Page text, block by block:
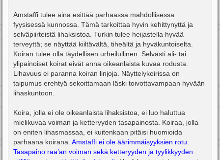
Amstaffi tulee aina esittää parhaassa mahdollisessa
fyysisessä kunnossa. Tämä tarkoittaa hyvin kehittynyttä ja
selväpiirteistä lihaksistoa. Turkin tulee heijastella hyvää
terveyttä; se näyttää kiiltävältä, tiheältä ja hyväkuntoiselta.
Koiran tulee olla täydellisen urheilullinen. Selvästi ali- tai
ylipainoiset koirat eivät anna oikeanlaista kuvaa rodusta.
Lihavuus ei paranna koiran linjoja. Näyttelykoirissa on
taipumus erehtyä sekoittamaan läski toivottavampaan hyvään
lihaskuntoon.
Koira, jolla ei ole oikeanlaista lihaksistoa, ei luo haluttua
mielikuvaa voiman ja ketteryyden tasapainosta. Koiraa, jolla
on eniten lihasmassaa, ei kuitenkaan pitäisi huomioida
parhaana koirana. Amstaffi ei ole äärimmäisyyksien rotu.
Tasapaino raa’an voiman sekä ketteryyden ja tyylikkyyden